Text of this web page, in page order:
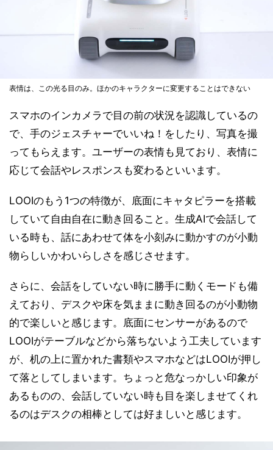
表情は、この光る目のみ。ほかのキャラクターに変更することはできない
スマホのインカメラで目の前の状況を認識しているの
で、手のジェスチャーでいいね！をしたり、写真を撮
ってもらえます。ユーザーの表情も見ており、表情に
応じて会話やレスポンスも変わるといいます。
LOOIのもう1つの特徴が、底面にキャタピラーを搭載
していて自由自在に動き回ること。生成AIで会話して
いる時も、話にあわせて体を小刻みに動かすのが小動
物らしいかわいらしさを感じさせます。
さらに、会話をしていない時に勝手に動くモードも備
えており、デスクや床を気ままに動き回るのが小動物
的で楽しいと感じます。底面にセンサーがあるので
LOOIがテーブルなどから落ちないよう工夫しています
が、机の上に置かれた書類やスマホなどはLOOIが押し
て落としてしまいます。ちょっと危なっかしい印象が
あるものの、会話していない時も目を楽しませてくれ
るのはデスクの相棒としては好ましいと感じます。